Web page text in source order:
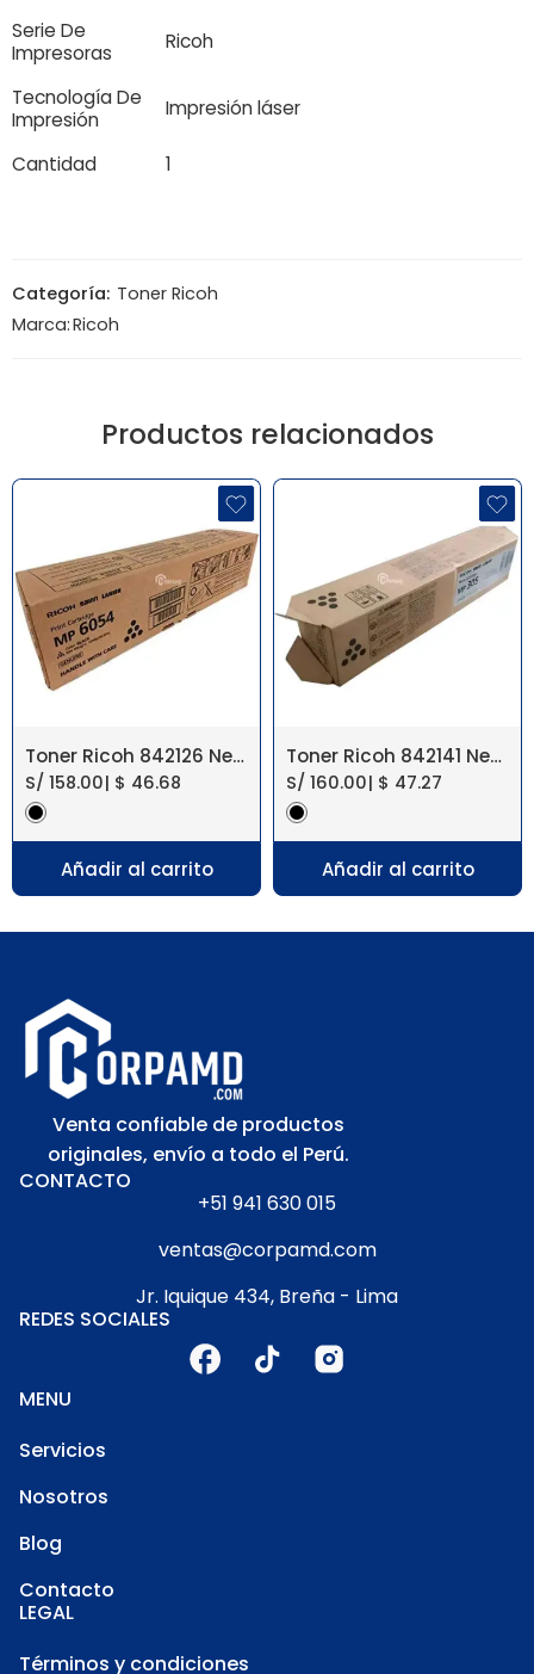
Serie De
Impresoras
Ricoh
Tecnología De
Impresión
Impresión láser
Cantidad 1
Categoría: Toner Ricoh
Marca:Ricoh
Productos relacionados
Toner Ricoh 842126 Negro MP 6054 Original
S/ 158.00| $ 46.68
Añadir al carrito
Toner Ricoh 842141 Negro MP 305 Original
S/ 160.00| $ 47.27
Añadir al carrito
Venta confiable de productos
originales, envío a todo el Perú.
CONTACTO
+51 941 630 015
ventas@corpamd.com
Jr. Iquique 434, Breña - Lima
REDES SOCIALES
MENU
Servicios
Nosotros
Blog
Contacto
LEGAL
Términos y condiciones